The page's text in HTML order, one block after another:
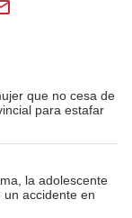
que no cesa de
para estafar
la adolescente
accidente en